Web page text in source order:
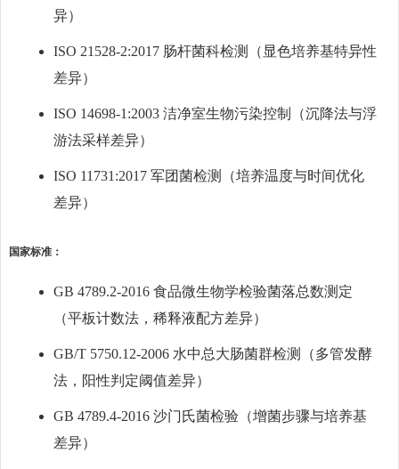
异）
ISO 21528-2:2017 肠杆菌科检测（显色培养基特异性
差异）
ISO 14698-1:2003 洁净室生物污染控制（沉降法与浮
游法采样差异）
ISO 11731:2017 军团菌检测（培养温度与时间优化
差异）
国家标准：
GB 4789.2-2016 食品微生物学检验菌落总数测定
（平板计数法，稀释液配方差异）
GB/T 5750.12-2006 水中总大肠菌群检测（多管发酵
法，阳性判定阈值差异）
GB 4789.4-2016 沙门氏菌检验（增菌步骤与培养基
差异）